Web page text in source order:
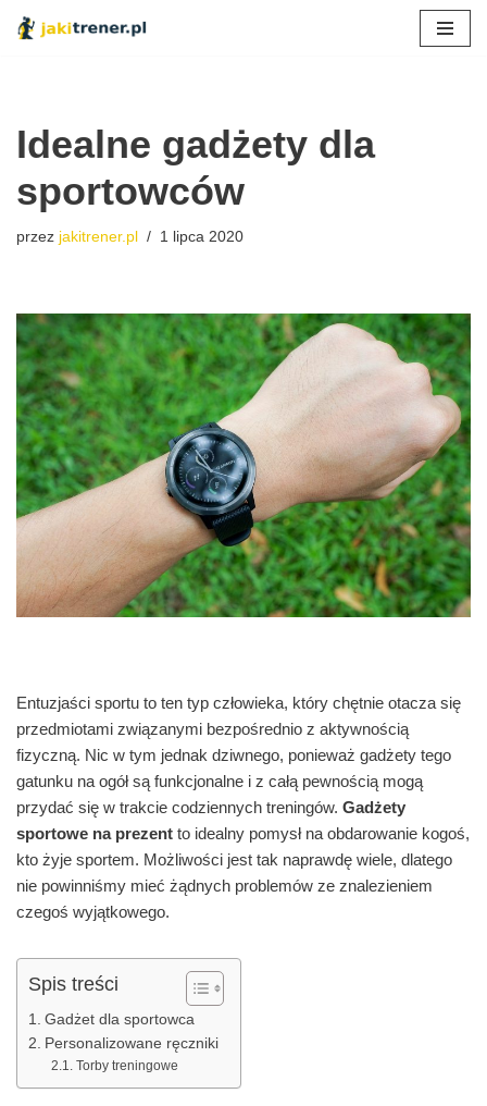
Idealne gadżety dla
sportowców
przez jakitrener.pl 1 lipca 2020
Entuzjaści sportu to ten typ człowieka, który chętnie otacza się
przedmiotami związanymi bezpośrednio z aktywnością
fizyczną. Nic w tym jednak dziwnego, ponieważ gadżety tego
gatunku na ogół są funkcjonalne i z całą pewnością mogą
przydać się w trakcie codziennych treningów. Gadżety
sportowe na prezent to idealny pomysł na obdarowanie kogoś,
kto żyje sportem. Możliwości jest tak naprawdę wiele, dlatego
nie powinniśmy mieć żądnych problemów ze znalezieniem
czegoś wyjątkowego.
Spis treści
Gadżet dla sportowca
Personalizowane ręczniki
Torby treningowe